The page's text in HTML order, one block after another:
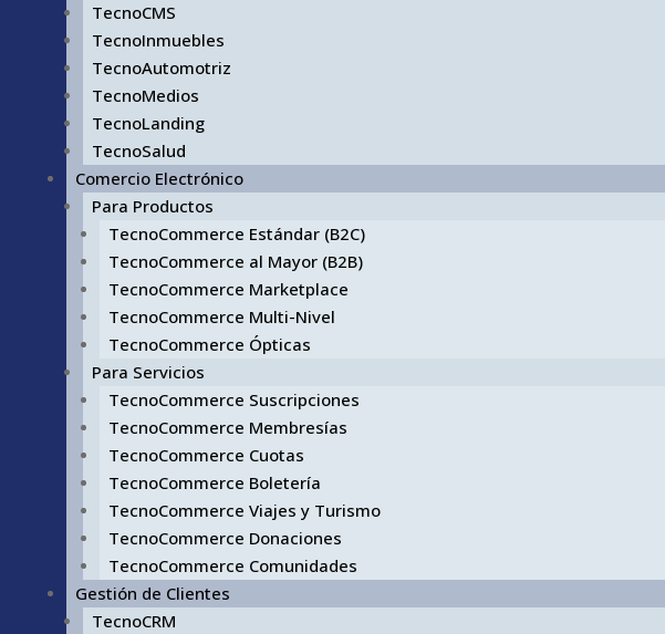
TecnoCMS
TecnoInmuebles
TecnoAutomotriz
TecnoMedios
TecnoLanding
TecnoSalud
Comercio Electrónico
Para Productos
TecnoCommerce Estándar (B2C)
TecnoCommerce al Mayor (B2B)
TecnoCommerce Marketplace
TecnoCommerce Multi-Nivel
TecnoCommerce Ópticas
Para Servicios
TecnoCommerce Suscripciones
TecnoCommerce Membresías
TecnoCommerce Cuotas
TecnoCommerce Boletería
TecnoCommerce Viajes y Turismo
TecnoCommerce Donaciones
TecnoCommerce Comunidades
Gestión de Clientes
TecnoCRM